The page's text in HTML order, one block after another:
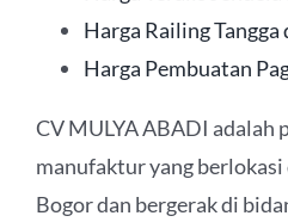
Harga Railing Tangga
Harga Pembuatan
CV MULYA ABADI adalah
manufaktur yang berlokasi
Bogor dan bergerak di